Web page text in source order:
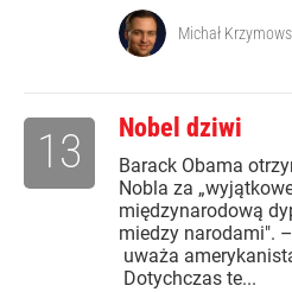
Michał
Nobel dziwi
Barack Obama
Nobla za
międzynarodową
miedzy narodami".
uważa
Dotychczas te...
13